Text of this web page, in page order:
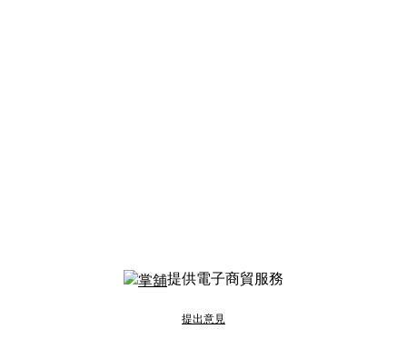
提供電子商貿服務
提出意見